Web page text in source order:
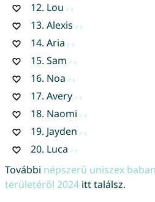
12. Lou
13. Alexis
14. Aria
15. Sam
16. Noa
17. Avery
18. Naomi
19. Jayden
20. Luca
További népszerű uniszex
területéről 2024itt találsz.